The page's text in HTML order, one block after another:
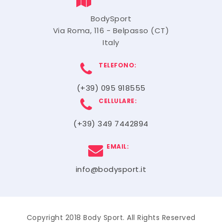
BodySport
Via Roma, 116 - Belpasso (CT)
Italy
TELEFONO:
(+39) 095 918555
CELLULARE:
(+39) 349 7442894
EMAIL:
info@bodysport.it
Copyright 2018 Body Sport. All Rights Reserved